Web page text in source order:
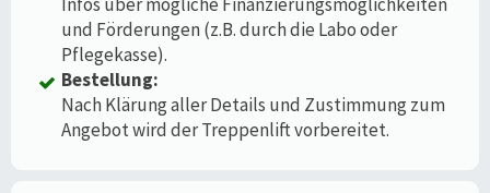
und Förderungen (z.B. durch die Labo oder
Pflegekasse).
Bestellung:
Nach Klärung aller Details und Zustimmung zum
Angebot wird der Treppenlift vorbereitet.